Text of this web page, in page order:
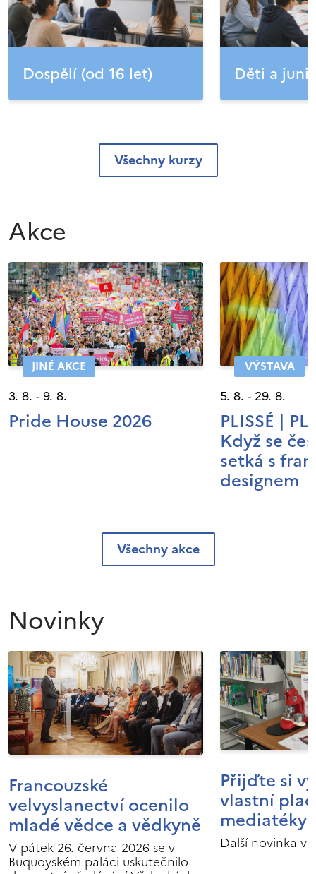
Dospělí (od 16 let) Děti a
Všechny kurzy
Akce
JINÉ AKCE
3. 8. - 9. 8.
Pride House 2026
VÝSTAVA
5. 8. - 29. 8.
PLISSÉ |
Když se
setká s
designem
Všechny akce
Novinky
Francouzské
velvyslanectví ocenilo
mladé vědce a vědkyně
V pátek 26. června 2026 se v
Buquoyském paláci uskutečnilo
Přijďte si
vlastní
mediatéky
Další novinka v